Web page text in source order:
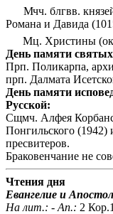
Мчч. блгвв.
Романа и Давида
Мц. Христины
День памяти
Прп. Поликарпа,
прп. Далмата
День памяти
Русской:
Сщмч. Алфея
Понгильского
пресвитеров.
Браковенчание не
Чтения дня
Евангелие и
На лит.: - Ап.: 2